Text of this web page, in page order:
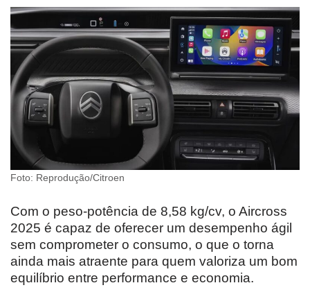
Foto: Reprodução/Citroen
Com o peso-potência de 8,58 kg/cv, o Aircross
2025 é capaz de oferecer um desempenho ágil
sem comprometer o consumo, o que o torna
ainda mais atraente para quem valoriza um bom
equilíbrio entre performance e economia.